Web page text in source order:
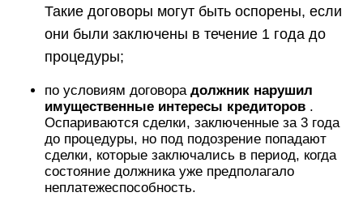
Такие договоры могут быть оспорены, если
они были заключены в течение 1 года до
процедуры;
по условиям договора должник нарушил
имущественные интересы кредиторов .
Оспариваются сделки, заключенные за 3 года
до процедуры, но под подозрение попадают
сделки, которые заключались в период, когда
состояние должника уже предполагало
неплатежеспособность.